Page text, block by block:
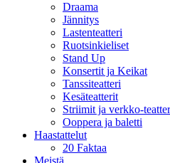
Draama
Jännitys
Lastenteatteri
Ruotsinkieliset
Stand Up
Konsertit ja Keikat
Tanssiteatteri
Kesäteatterit
Striimit ja verkko-
Ooppera ja baletti
Haastattelut
20 Faktaa
Meistä